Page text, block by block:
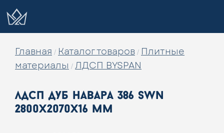
Главная / Каталог товаров /
Плитные
материалы / ЛДСП BYSPAN
лдсп дуб навара 386 swn
2800х2070х16 мм